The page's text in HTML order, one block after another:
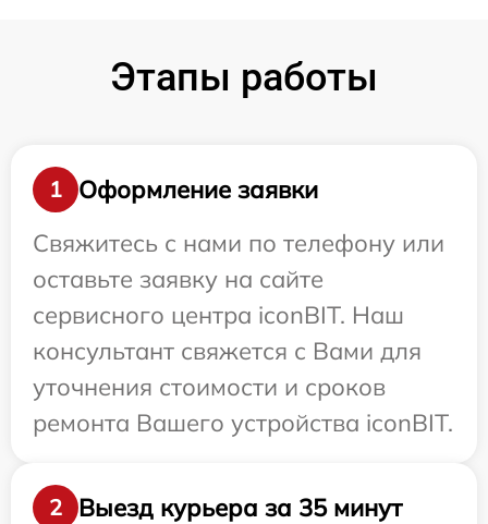
Этапы работы
1
Оформление заявки
Свяжитесь с нами по телефону или
оставьте заявку на сайте
сервисного центра iconBIT. Наш
консультант свяжется с Вами для
уточнения стоимости и сроков
ремонта Вашего устройства iconBIT.
2
Выезд курьера за 35 минут